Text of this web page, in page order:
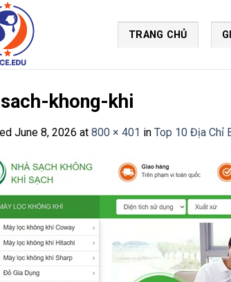
TRANG CHỦ
khong-khi
June 8, 2026 at 800 × 401 in Top 10 Địa Chỉ